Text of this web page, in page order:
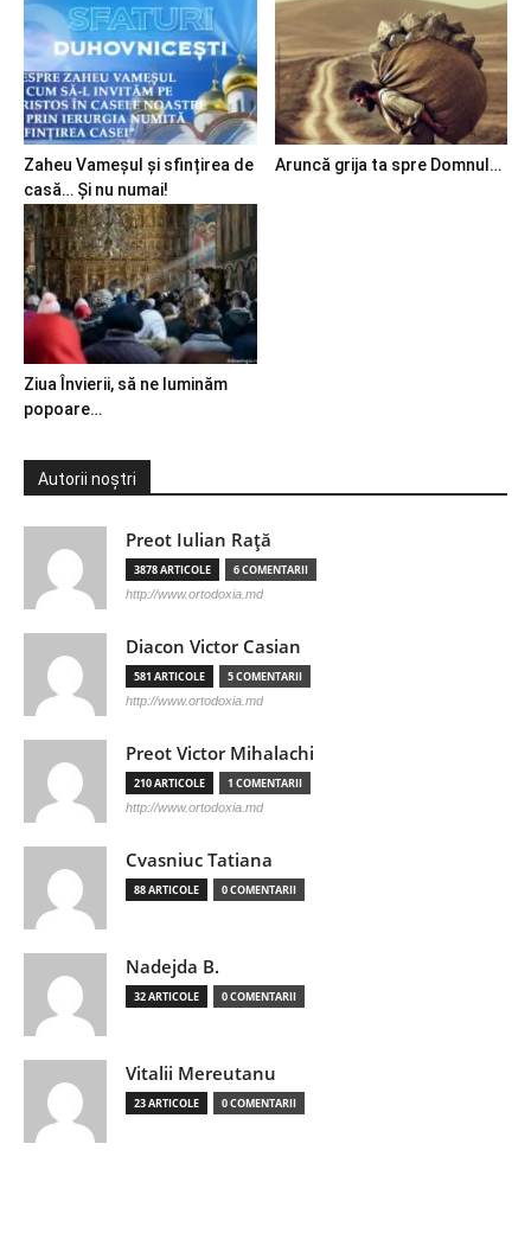
Zaheu Vameșul și sfințirea de
casă… Și nu numai!
Aruncă grija ta spre Domnul…
Ziua Învierii, să ne luminăm
popoare…
Autorii noștri
Preot Iulian Raţă
3878 ARTICOLE 6 COMENTARII
http://www.ortodoxia.md
Diacon Victor Casian
581 ARTICOLE 5 COMENTARII
http://www.ortodoxia.md
Preot Victor Mihalachi
210 ARTICOLE 1 COMENTARII
http://www.ortodoxia.md
Cvasniuc Tatiana
88 ARTICOLE 0 COMENTARII
Nadejda B.
32 ARTICOLE 0 COMENTARII
Vitalii Mereutanu
23 ARTICOLE 0 COMENTARII